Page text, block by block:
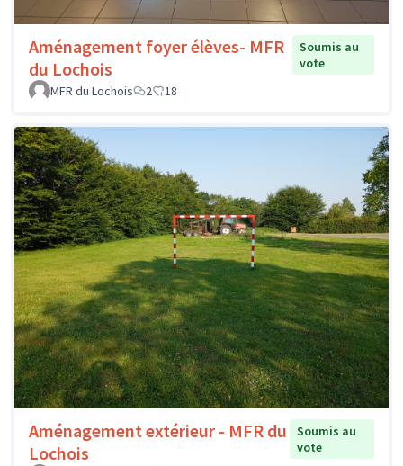
Aménagement foyer élèves- MFR
du Lochois
Soumis au
vote
MFR du Lochois
2 18
Aménagement extérieur - MFR du
Lochois
Soumis au
vote